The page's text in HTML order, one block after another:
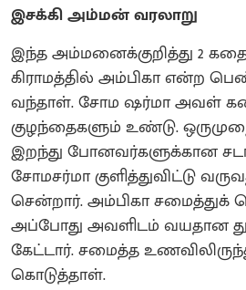
இசக்கி அம்மன் வரலாறு
இந்த அம்மனைக்குறித்து 2
கிராமத்தில் அம்பிகா என்ற
வந்தாள். சோம ஷர்மா அவள்
குழந்தைகளும் உண்டு.‌
இறந்து போனவர்களுக்கான
சோமசர்மா குளித்துவிட்டு
சென்றார். அம்பிகா சமைத்துக்
அப்போது அவளிடம் வயதான
கேட்டார். சமைத்த
கொடுத்தாள்.